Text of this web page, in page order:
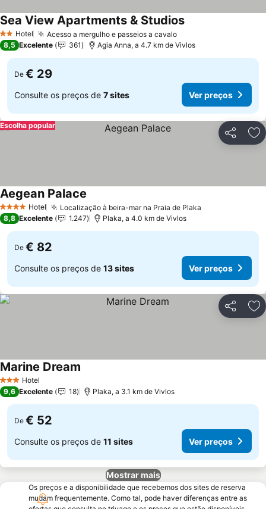
2 Estrelas
Hotel Acesso a mergulho e passeios a cavalo
Sea View Apartments & Studios
8,5 Excelente 361 Agia Anna, a 4.7 km de Vivlos
De € 29
Consulte os preços de 7 sites Ver preços
Partilhar
Escolha popular
4 EstrelasHotel Localização à beira-mar na Praia de Plaka
Aegean Palace
8,8 Excelente 1.247 Plaka, a 4.0 km de Vivlos
De € 82
Consulte os preços de 13 sites Ver preços
Partilhar
3 EstrelasHotel
Marine Dream
9,6 Excelente 18 Plaka, a 3.1 km de Vivlos
De € 52
Consulte os preços de 11 sites Ver preços
Mostrar mais
Os preços e a disponibilidade que recebemos dos sites de reserva
mudam frequentemente. Como tal, pode haver diferenças entre as